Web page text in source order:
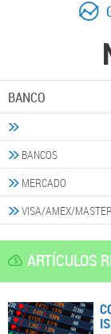
BANCO
BANCOS
MERCADO
VISA/AMEX/
ARTÍCULOS